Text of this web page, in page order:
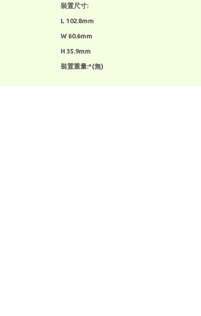
裝置尺寸:
L 102.8mm
W 60.6mm
H 35.9mm
裝置重量:*(無)